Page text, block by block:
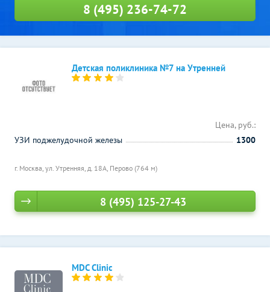
8 (495) 236-74-72
Детская поликлиника №7 на Утренней
г. Москва, ул. Утренняя, д. 18А, Перово (764 м)
Цена, руб.:
УЗИ поджелудочной железы
1300
8 (495) 125-27-43
MDC Clinic